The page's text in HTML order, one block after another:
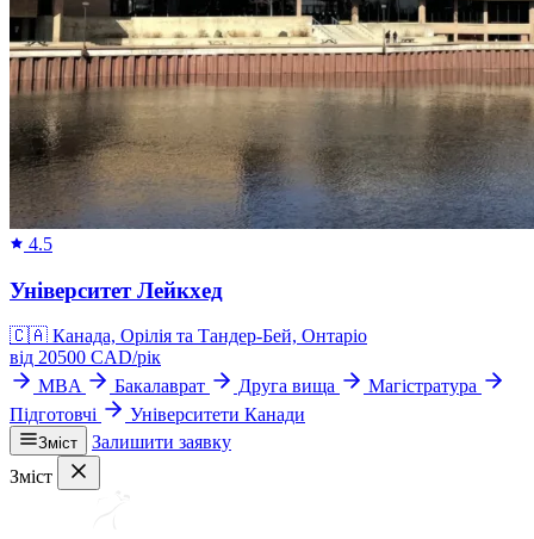
4.5
Університет Лейкхед
🇨🇦 Канада, Орілія та Тандер-Бей, Онтаріо
від 20500 CAD/рік
MBA
Бакалаврат Друга вища
Магістратура
Підготовчі
Університети Канади
Зміст
Залишити заявку
Зміст